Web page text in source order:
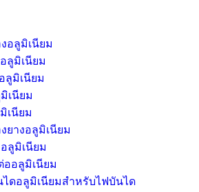
อลูมิเนียม
ลูมิเนียม
ลูมิเนียม
เนียม
เนียม
ยางอลูมิเนียม
ลูมิเนียม
ออลูมิเนียม
ดอลูมิเนียมสำหรับไฟบันได